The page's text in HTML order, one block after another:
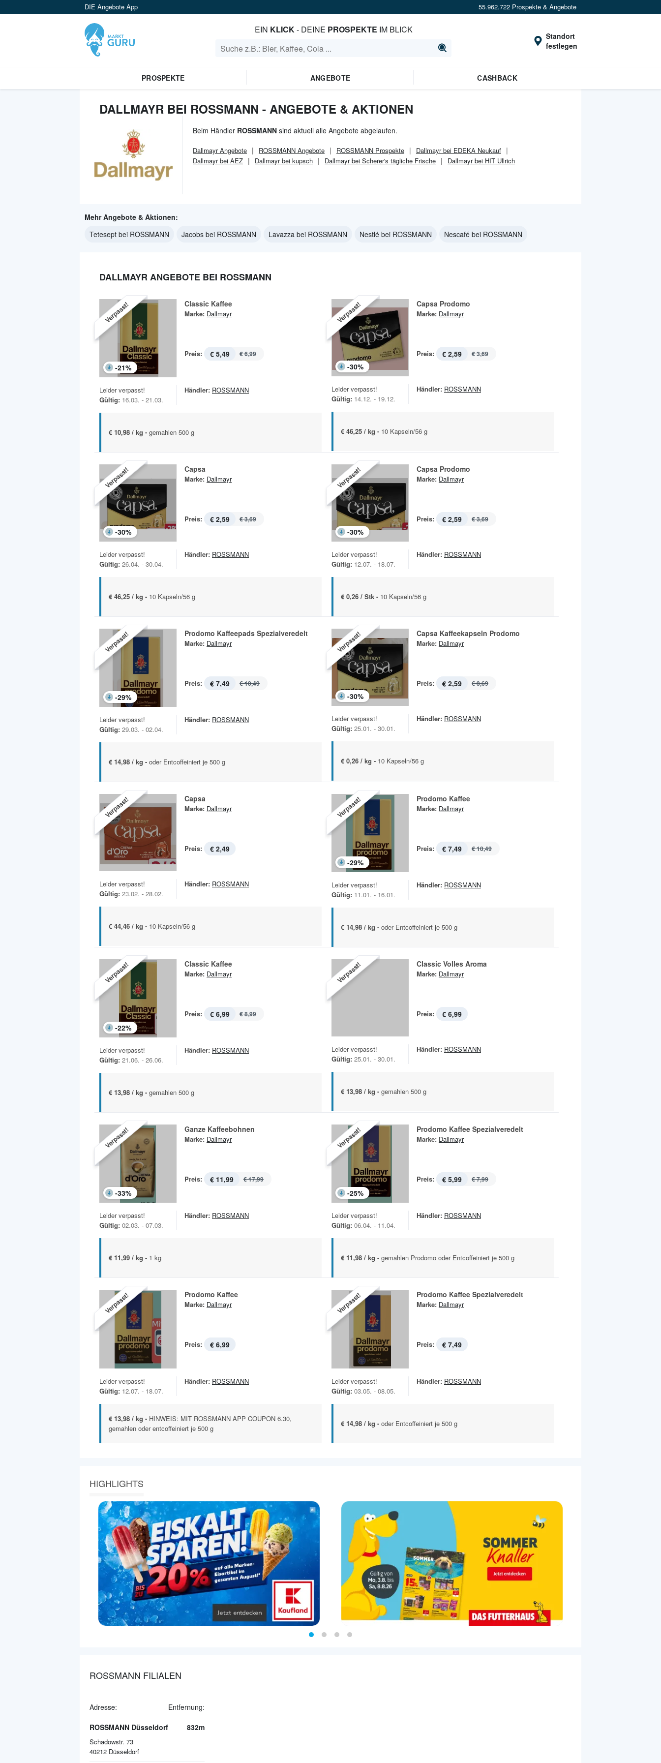
DIE Angebote App 55.962.722 Prospekte & Angebote
EIN KLICK- DEINE PROSPEKTE IM BLICK
Standort
festlegen
PROSPEKTE ANGEBOTE CASHBACK
DALLMAYR BEI ROSSMANN - ANGEBOTE & AKTIONEN
Beim Händler ROSSMANN sind aktuell alle Angebote abgelaufen.
DallmayrAngebote ROSSMANN Angebote ROSSMANN Prospekte
Dallmayr bei EDEKA Neukauf
Dallmayr bei AEZ
Dallmayr bei kupsch Dallmayr bei Scherer's tägliche Frische Dallmayr bei HIT Ullrich
Mehr Angebote & Aktionen:
Tetesept bei ROSSMANN
Jacobs bei ROSSMANN Lavazza bei ROSSMANN Nestlé bei ROSSMANN Nescafé bei ROSSMANN
DALLMAYR ANGEBOTE BEI ROSSMANN
Verpasst!
-21%
Classic Kaffee
Marke: Dallmayr
Preis: € 5,49 € 6,99
Leider verpasst!
Gültig: 16.03. - 21.03.
Händler: ROSSMANN
€ 10,98 / kg - gemahlen 500 g
Verpasst!
-30%
Capsa Prodomo
Marke: Dallmayr
Preis: € 2,59 € 3,69
Leider verpasst!
Gültig: 14.12. - 19.12.
Händler: ROSSMANN
€ 46,25 / kg - 10 Kapseln/56 g
Verpasst!
-30%
Capsa
Marke: Dallmayr
Preis: € 2,59 € 3,69
Leider verpasst!
Gültig: 26.04. - 30.04.
Händler: ROSSMANN
€ 46,25 / kg - 10 Kapseln/56 g
Verpasst!
-30%
Capsa Prodomo
Marke: Dallmayr
Preis: € 2,59 € 3,69
Leider verpasst!
Gültig: 12.07. - 18.07.
Händler: ROSSMANN
€ 0,26 / Stk - 10 Kapseln/56 g
Verpasst!
-29%
Prodomo Kaffeepads Spezialveredelt
Marke: Dallmayr
Preis: € 7,49 € 10,49
Leider verpasst!
Gültig: 29.03. - 02.04.
Händler: ROSSMANN
€ 14,98 / kg - oder Entcoffeiniert je 500 g
Verpasst!
-30%
Capsa Kaffeekapseln Prodomo
Marke: Dallmayr
Preis: € 2,59 € 3,69
Leider verpasst!
Gültig: 25.01. - 30.01.
Händler: ROSSMANN
€ 0,26 / kg - 10 Kapseln/56 g
Verpasst! Capsa
Marke: Dallmayr
Preis: € 2,49
Leider verpasst!
Gültig: 23.02. - 28.02.
Händler: ROSSMANN
€ 44,46 / kg - 10 Kapseln/56 g
Verpasst!
-29%
Prodomo Kaffee
Marke: Dallmayr
Preis: € 7,49 € 10,49
Leider verpasst!
Gültig: 11.01. - 16.01.
Händler: ROSSMANN
€ 14,98 / kg - oder Entcoffeiniert je 500 g
Verpasst!
-22%
Classic Kaffee
Marke: Dallmayr
Preis: € 6,99 € 8,99
Leider verpasst!
Gültig: 21.06. - 26.06.
Händler: ROSSMANN
€ 13,98 / kg - gemahlen 500 g
Verpasst! Classic Volles Aroma
Marke: Dallmayr
Preis: € 6,99
Leider verpasst!
Gültig: 25.01. - 30.01.
Händler: ROSSMANN
€ 13,98 / kg - gemahlen 500 g
Verpasst!
-33%
Ganze Kaffeebohnen
Marke: Dallmayr
Preis: € 11,99 € 17,99
Leider verpasst!
Gültig: 02.03. - 07.03.
Händler: ROSSMANN
€ 11,99 / kg - 1 kg
Verpasst!
-25%
Prodomo Kaffee Spezialveredelt
Marke: Dallmayr
Preis: € 5,99 € 7,99
Leider verpasst!
Gültig: 06.04. - 11.04.
Händler: ROSSMANN
€ 11,98 / kg - gemahlen Prodomo oder Entcoffeiniert je 500 g
Verpasst! Prodomo Kaffee
Marke: Dallmayr
Preis: € 6,99
Leider verpasst!
Gültig: 12.07. - 18.07.
Händler: ROSSMANN
€ 13,98 / kg - HINWEIS: MIT ROSSMANN APP COUPON 6.30,
gemahlen oder entcoffeiniert je 500 g
Verpasst! Prodomo Kaffee Spezialveredelt
Marke: Dallmayr
Preis: € 7,49
Leider verpasst!
Gültig: 03.05. - 08.05.
Händler: ROSSMANN
€ 14,98 / kg - oder Entcoffeiniert je 500 g
HIGHLIGHTS
ROSSMANN FILIALEN
Adresse: Entfernung:
ROSSMANN Düsseldorf
Schadowstr. 73
40212 Düsseldorf
832m